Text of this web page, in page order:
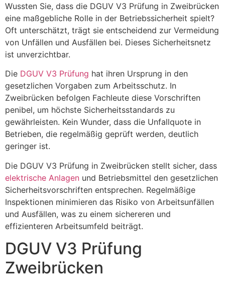
Wussten Sie, dass die DGUV V3 Prüfung in Zweibrücken
eine maßgebliche Rolle in der Betriebssicherheit spielt?
Oft unterschätzt, trägt sie entscheidend zur Vermeidung
von Unfällen und Ausfällen bei. Dieses Sicherheitsnetz
ist unverzichtbar.
Die DGUV V3 Prüfung hat ihren Ursprung in den
gesetzlichen Vorgaben zum Arbeitsschutz. In
Zweibrücken befolgen Fachleute diese Vorschriften
penibel, um höchste Sicherheitsstandards zu
gewährleisten. Kein Wunder, dass die Unfallquote in
Betrieben, die regelmäßig geprüft werden, deutlich
geringer ist.
Die DGUV V3 Prüfung in Zweibrücken stellt sicher, dass
elektrische Anlagen und Betriebsmittel den gesetzlichen
Sicherheitsvorschriften entsprechen. Regelmäßige
Inspektionen minimieren das Risiko von Arbeitsunfällen
und Ausfällen, was zu einem sichereren und
effizienteren Arbeitsumfeld beiträgt.
DGUV V3 Prüfung
Zweibrücken